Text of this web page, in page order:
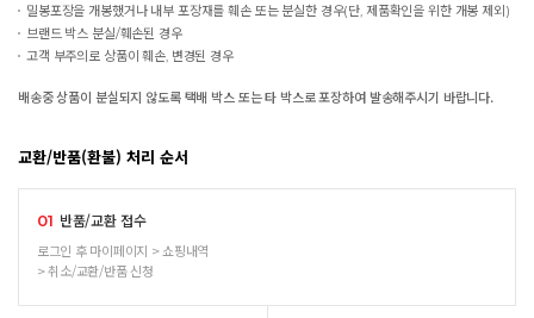
밀봉포장을 개봉했거나 내부 포장재를 훼손 또는 분실한 경우(단, 제품확인을 위한 개봉 제외)
브랜드 박스 분실/훼손된 경우
고객 부주의로 상품이 훼손, 변경된 경우
배송중 상품이 분실되지 않도록 택배 박스 또는 타 박스로 포장하여 발송해주시기 바랍니다.
교환/반품(환불) 처리 순서
01 반품/교환 접수
로그인 후 마이페이지 > 쇼핑내역
> 취소/교환/반품 신청